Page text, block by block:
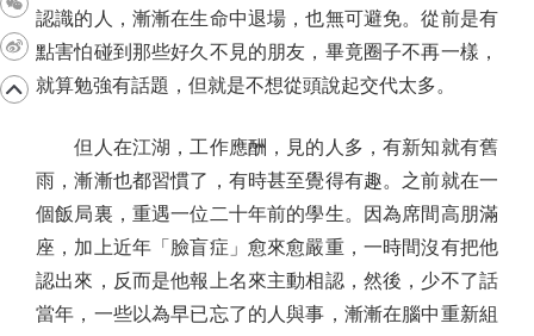
認識的人，漸漸在生命中退場，也無可避免。從前是有
點害怕碰到那些好久不見的朋友，畢竟圈子不再一樣，
就算勉強有話題，但就是不想從頭說起交代太多。
但人在江湖，工作應酬，見的人多，有新知就有舊
雨，漸漸也都習慣了，有時甚至覺得有趣。之前就在一
個飯局裏，重遇一位二十年前的學生。因為席間高朋滿
座，加上近年「臉盲症」愈來愈嚴重，一時間沒有把他
認出來，反而是他報上名來主動相認，然後，少不了話
當年，一些以為早已忘了的人與事，漸漸在腦中重新組